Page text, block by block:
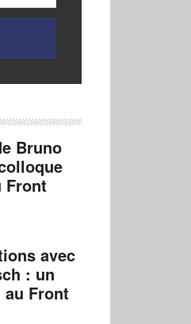
Bruno
Front
avec
: un
au Front